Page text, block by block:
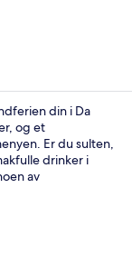
din i Da
og et
Er du sulten,
drinker i
av